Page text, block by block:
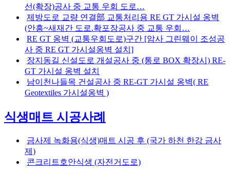
선(확장)공사 중 교통 우회 도로…
제방도로 교량 연결部 교통처리용 RE GT 가시설 옹벽
(안흥~새재간 도로.확포장공사 중 교통 우회…
RE GT 옹벽 (교통우회도로)구간 [암사 그린웨이 조성공
사 중 RE GT 가시설옹벽 설치]
장지동길 신설도로 개설공사 중 (통로 BOX 확장시) RE-
GT 가시설 옹벽 설치
남이천나들목 건설공사 중 RE-GT 가시설 옹벽( RE
Geotextiles 가시설옹벽 )
식생매트 시공사례
금사제 녹화용(식생)매트 시공 후 (국가 하천 한강 금사
제)
콘크리트호안식생 (자전거도로)